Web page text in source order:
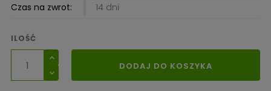
Czas na zwrot: 14 dni
ILOŚĆ
DODAJ DO KOSZYKA